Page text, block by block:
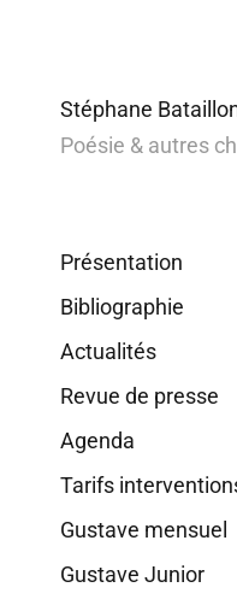
Stéphane
Poésie & autres
Présentation
Bibliographie
Actualités
Revue de presse
Agenda
Tarifs
Gustave mensuel
Gustave Junior